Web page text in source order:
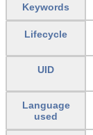
Keywords
Lifecycle
UID
Language
used